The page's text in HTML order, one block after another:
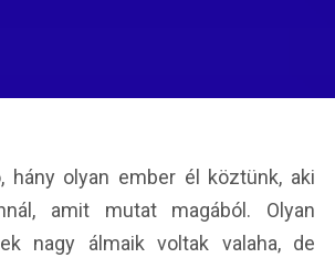
hány olyan ember él köztünk, aki
amit mutat magából. Olyan
nagy álmaik voltak valaha, de